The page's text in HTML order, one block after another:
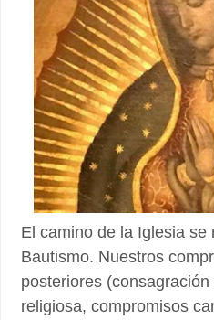
El camino de la Iglesia
Bautismo. Nuestros
posteriores
religiosa, compromisos